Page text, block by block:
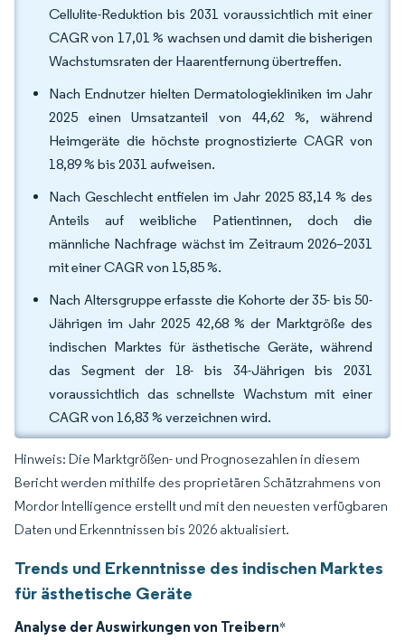
Cellulite-Reduktion bis 2031 voraussichtlich mit einer
CAGR von 17,01 % wachsen und damit die bisherigen
Wachstumsraten der Haarentfernung übertreffen.
Nach Endnutzer hielten Dermatologiekliniken im Jahr
2025 einen Umsatzanteil von 44,62 %, während
Heimgeräte die höchste prognostizierte CAGR von
18,89 % bis 2031 aufweisen.
Nach Geschlecht entfielen im Jahr 2025 83,14 % des
Anteils auf weibliche Patientinnen, doch die
männliche Nachfrage wächst im Zeitraum 2026–2031
mit einer CAGR von 15,85 %.
Nach Altersgruppe erfasste die Kohorte der 35- bis 50-
Jährigen im Jahr 2025 42,68 % der Marktgröße des
indischen Marktes für ästhetische Geräte, während
das Segment der 18- bis 34-Jährigen bis 2031
voraussichtlich das schnellste Wachstum mit einer
CAGR von 16,83 % verzeichnen wird.
Hinweis: Die Marktgrößen- und Prognosezahlen in diesem
Bericht werden mithilfe des proprietären Schätzrahmens von
Mordor Intelligence erstellt und mit den neuesten verfügbaren
Daten und Erkenntnissen bis 2026 aktualisiert.
Trends und Erkenntnisse des indischen Marktes
für ästhetische Geräte
Analyse der Auswirkungen von Treibern*